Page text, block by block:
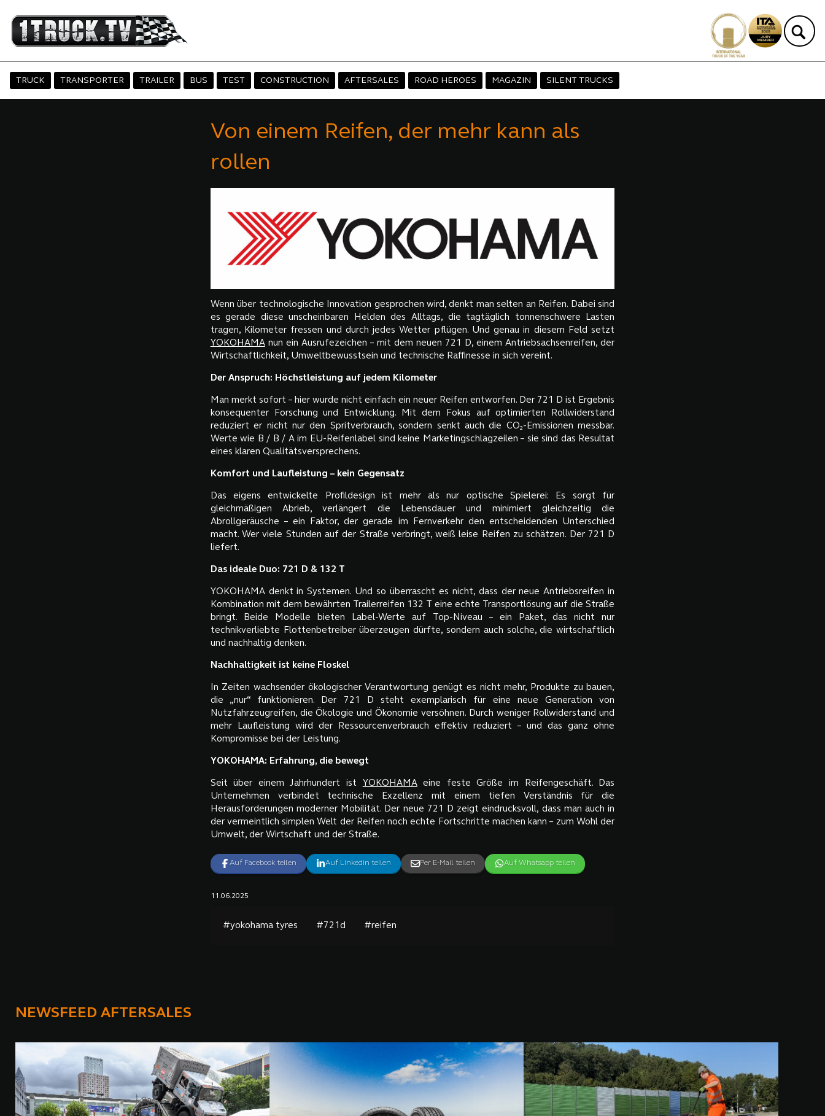
TRUCK TRANSPORTER TRAILER BUS TEST CONSTRUCTION AFTERSALES ROAD HEROES MAGAZIN SILENT TRUCKS
Von einem Reifen, der mehr kann als
rollen
Wenn über technologische Innovation gesprochen wird, denkt man selten an Reifen. Dabei sind
es gerade diese unscheinbaren Helden des Alltags, die tagtäglich tonnenschwere Lasten
tragen, Kilometer fressen und durch jedes Wetter pflügen. Und genau in diesem Feld setzt
YOKOHAMAnun ein Ausrufezeichen – mit dem neuen 721 D, einem Antriebsachsenreifen, der
Wirtschaftlichkeit, Umweltbewusstsein und technische Raffinesse in sich vereint.
Der Anspruch: Höchstleistung auf jedem Kilometer
Man merkt sofort – hier wurde nicht einfach ein neuer Reifen entworfen. Der 721 D ist Ergebnis
konsequenter Forschung und Entwicklung. Mit dem Fokus auf optimierten Rollwiderstand
reduziert er nicht nur den Spritverbrauch, sondern senkt auch die CO₂-Emissionen messbar.
Werte wie B / B / A im EU-Reifenlabel sind keine Marketingschlagzeilen – sie sind das Resultat
eines klaren Qualitätsversprechens.
Komfort und Laufleistung – kein Gegensatz
Das eigens entwickelte Profildesign ist mehr als nur optische Spielerei: Es sorgt für
gleichmäßigen Abrieb, verlängert die Lebensdauer und minimiert gleichzeitig die
Abrollgeräusche – ein Faktor, der gerade im Fernverkehr den entscheidenden Unterschied
macht. Wer viele Stunden auf der Straße verbringt, weiß leise Reifen zu schätzen. Der 721 D
liefert.
Das ideale Duo: 721 D & 132 T
YOKOHAMA denkt in Systemen. Und so überrascht es nicht, dass der neue Antriebsreifen in
Kombination mit dem bewährten Trailerreifen 132 T eine echte Transportlösung auf die Straße
bringt. Beide Modelle bieten Label-Werte auf Top-Niveau – ein Paket, das nicht nur
technikverliebte Flottenbetreiber überzeugen dürfte, sondern auch solche, die wirtschaftlich
und nachhaltig denken.
Nachhaltigkeit ist keine Floskel
In Zeiten wachsender ökologischer Verantwortung genügt es nicht mehr, Produkte zu bauen,
die „nur“ funktionieren. Der 721 D steht exemplarisch für eine neue Generation von
Nutzfahrzeugreifen, die Ökologie und Ökonomie versöhnen. Durch weniger Rollwiderstand und
mehr Laufleistung wird der Ressourcenverbrauch effektiv reduziert – und das ganz ohne
Kompromisse bei der Leistung.
YOKOHAMA: Erfahrung, die bewegt
Seit über einem Jahrhundert ist YOKOHAMAeine feste Größe im Reifengeschäft. Das
Unternehmen verbindet technische Exzellenz mit einem tiefen Verständnis für die
Herausforderungen moderner Mobilität. Der neue 721 D zeigt eindrucksvoll, dass man auch in
der vermeintlich simplen Welt der Reifen noch echte Fortschritte machen kann – zum Wohl der
Umwelt, der Wirtschaft und der Straße.
Auf Facebook teilen Auf Linkedin teilen Per E-Mail teilen Auf Whatsapp teilen
11.06.2025
#yokohama tyres #721d #reifen
NEWSFEED AFTERSALES